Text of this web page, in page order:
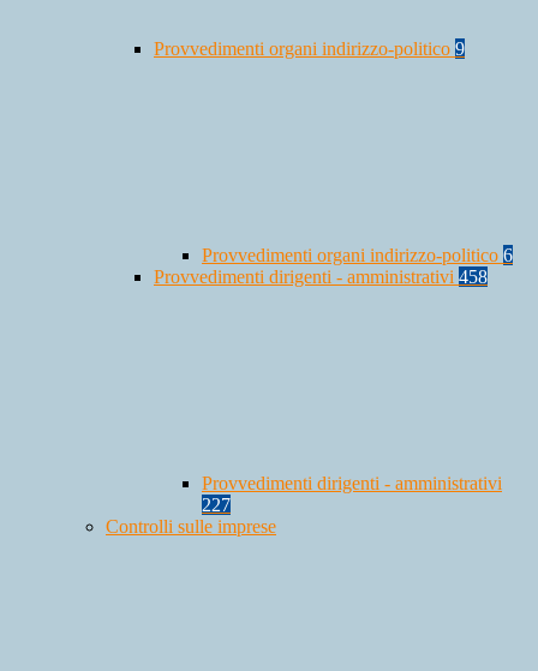
Provvedimenti organi indirizzo-politico 9
Provvedimenti organi indirizzo-politico 6
Provvedimenti dirigenti - amministrativi 458
Provvedimenti dirigenti - amministrativi
227
Controlli sulle imprese